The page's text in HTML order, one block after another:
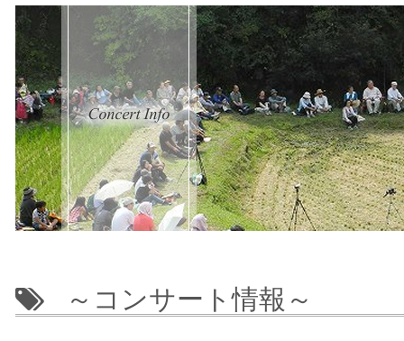
～コンサート情報～